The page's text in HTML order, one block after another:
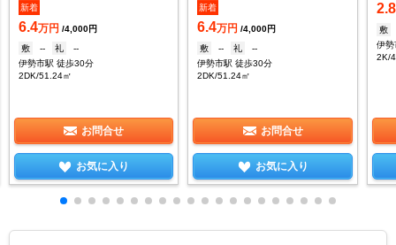
新着
6.4万円 /4,000円
敷
-- 礼
--
伊勢市駅 徒歩30分
2DK/51.24㎡
お問合せ
お気に入り
新着
6.4万円 /4,000円
敷
-- 礼
--
伊勢市駅 徒歩30分
2DK/51.24㎡
お問合せ
お気に入り
2.8
敷
伊
2K/